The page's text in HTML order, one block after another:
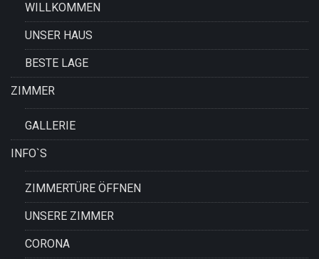
WILLKOMMEN
UNSER HAUS
BESTE LAGE
ZIMMER
GALLERIE
INFO`S
ZIMMERTÜRE ÖFFNEN
UNSERE ZIMMER
CORONA